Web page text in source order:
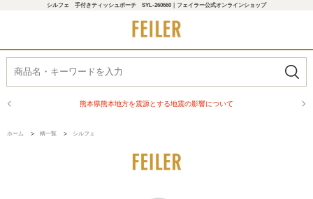
シルフェ 手付きティッシュポーチ SYL-260660｜フェイラー公式オンラインショップ
熊本県熊本地方を震源とする地震の影響について
ホーム > 柄一覧 > シルフェ